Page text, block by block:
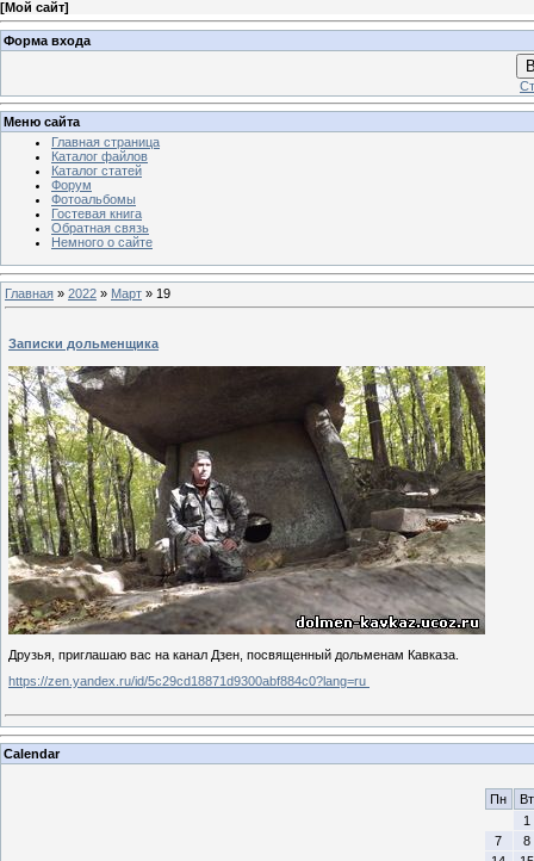
[Мой сайт]
Форма входа
Меню сайта
Главная страница
Каталог файлов
Каталог статей
Форум
Фотоальбомы
Гостевая книга
Обратная связь
Немного о сайте
Главная » 2022 » Март » 19
Записки дольменщика
Друзья, приглашаю вас на канал Дзен, посвященный дольменам Кавказа.
https://zen.yandex.ru/id/5c29cd18871d9300abf884c0?lang=ru
Calendar
Пн
Вт
1
7
8